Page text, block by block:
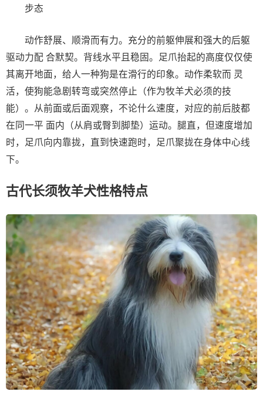
步态
动作舒展、顺滑而有力。充分的前躯伸展和强大的后躯
驱动力配 合默契。背线水平且稳固。足爪抬起的高度仅仅使
其离开地面，给人一种狗是在滑行的印象。动作柔软而 灵
活，使狗能急剧转弯或突然停止（作为牧羊犬必须的技
能）。从前面或后面观察，不论什么速度，对应的前后肢都
在同一平 面内（从肩或臀到脚垫）运动。腿直，但速度增加
时，足爪向内靠拢，直到快速跑时，足爪聚拢在身体中心线
下。
古代长须牧羊犬性格特点